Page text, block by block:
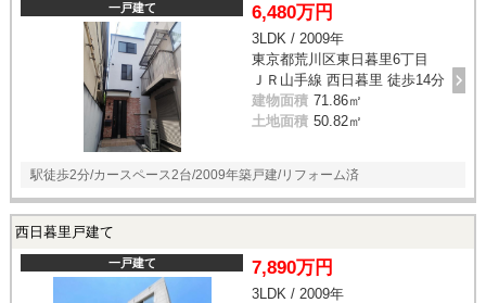
一戸建て 6,480万円
3LDK / 2009年
東京都荒川区東日暮里6丁目
ＪＲ山手線 西日暮里 徒歩14分
建物面積 71.86㎡
土地面積 50.82㎡
駅徒歩2分/カースペース2台/2009年築戸建/リフォーム済
西日暮里戸建て
一戸建て 7,890万円
3LDK / 2009年